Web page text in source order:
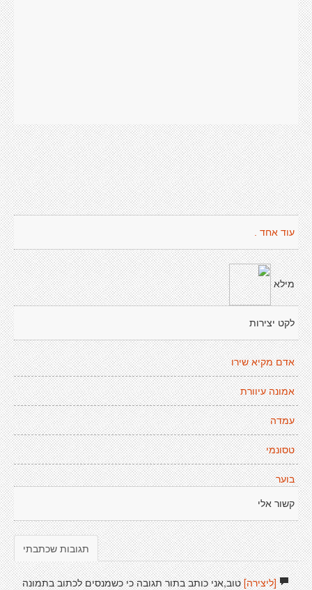
עוד אחד .
מילא
לקט יצירות
אדם מקיא שירו
אמונה עיוורת
עמדה
טסונמי
בוער
קשור אלי
תגובות שכתבתי
[ליצירה]טוב,אני כותב בתור תגובה כי כשמנסים לכתוב בתמונה